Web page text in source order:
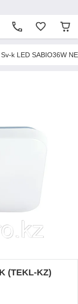
Sv-k LED SABIO36W
(TEKL-KZ)